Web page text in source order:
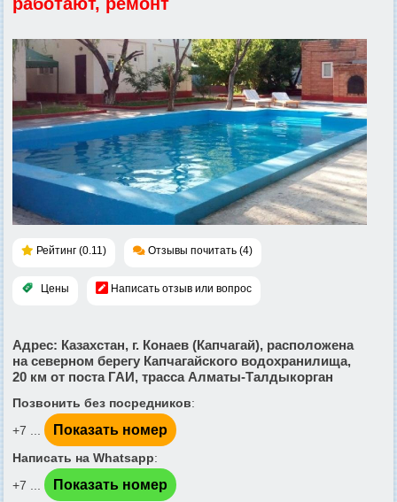
Рейтинг (0.11) Отзывы почитать (4)
Цены Написать отзыв или вопрос
Адрес: Казахстан, г. Конаев (Капчагай), расположена
на северном берегу Капчагайского водохранилища,
20 км от поста ГАИ, трасса Алматы-Талдыкорган
Позвонить без посредников:
+7 ...
Показать номер
Написать на Whatsapp:
+7 ...
Показать номер